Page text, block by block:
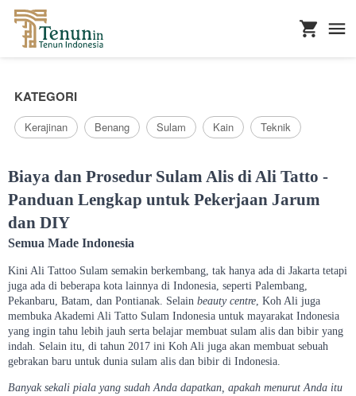
KATEGORI
Kerajinan Benang Sulam Kain Teknik
Biaya dan Prosedur Sulam Alis di Ali Tatto -
Panduan Lengkap untuk Pekerjaan Jarum
dan DIY
Semua Made Indonesia
Kini Ali Tattoo Sulam semakin berkembang, tak hanya ada di Jakarta tetapi
juga ada di beberapa kota lainnya di Indonesia, seperti Palembang,
Pekanbaru, Batam, dan Pontianak. Selain beauty centre, Koh Ali juga
membuka Akademi Ali Tatto Sulam Indonesia untuk mayarakat Indonesia
yang ingin tahu lebih jauh serta belajar membuat sulam alis dan bibir yang
indah. Selain itu, di tahun 2017 ini Koh Ali juga akan membuat sebuah
gebrakan baru untuk dunia sulam alis dan bibir di Indonesia.
Banyak sekali piala yang sudah Anda dapatkan, apakah menurut Anda itu